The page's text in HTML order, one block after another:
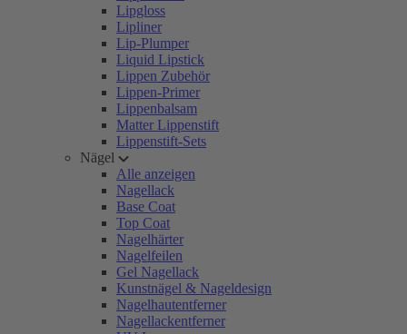
Lipgloss
Lipliner
Lip-Plumper
Liquid Lipstick
Lippen Zubehör
Lippen-Primer
Lippenbalsam
Matter Lippenstift
Lippenstift-Sets
Nägel
Alle anzeigen
Nagellack
Base Coat
Top Coat
Nagelhärter
Nagelfeilen
Gel Nagellack
Kunstnägel & Nageldesign
Nagelhautentferner
Nagellackentferner